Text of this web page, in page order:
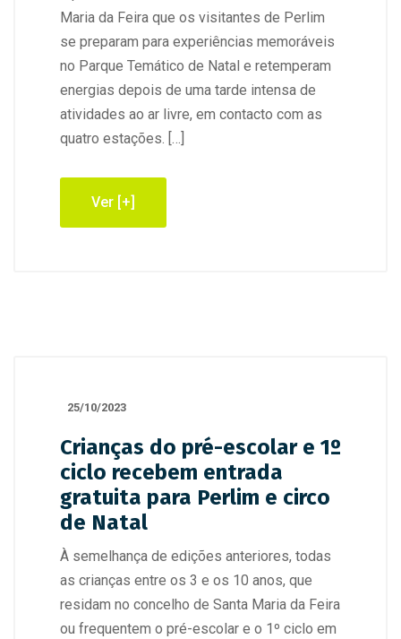
Maria da Feira que os visitantes de Perlim
se preparam para experiências memoráveis
no Parque Temático de Natal e retemperam
energias depois de uma tarde intensa de
atividades ao ar livre, em contacto com as
quatro estações. […]
Ver [+]
25/10/2023
Crianças do pré-escolar e 1º
ciclo recebem entrada
gratuita para Perlim e circo
de Natal
À semelhança de edições anteriores, todas
as crianças entre os 3 e os 10 anos, que
residam no concelho de Santa Maria da Feira
ou frequentem o pré-escolar e o 1º ciclo em